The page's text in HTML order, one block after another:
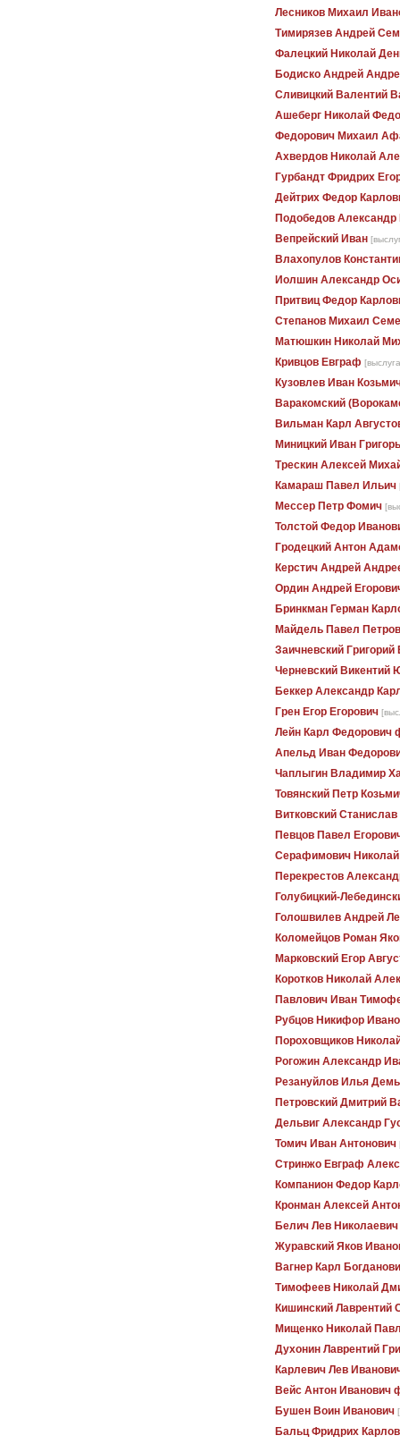
Лесников Михаил
Тимирязев Андрей
Фалецкий Николай
Бодиско Андрей
Сливицкий Валентий
Ашеберг Николай
Федорович Михаил
Ахвердов Николай
Гурбандт Фридрих
Дейтрих Федор
Подобедов Александр
Вепрейский Иван
Влахопулов
Иолшин Александр
Притвиц Федор
Степанов Михаил
Матюшкин Николай
Кривцов Евграф
Кузовлев Иван
Варакомский
Вильман Карл
Миницкий Иван
Трескин Алексей
Камараш Павел Ильич
Мессер Петр Фомич
Толстой Федор
Гродецкий Антон
Керстич Андрей
Ордин Андрей
Бринкман Герман
Майдель Павел
Заичневский Григорий
Черневский Викентий
Беккер Александр
Грен Егор Егорович
Лейн Карл Федорович
Апельд Иван
Чаплыгин Владимир
Товянский Петр
Витковский
Певцов Павел
Серафимович
Перекрестов
Голубицкий-
Голошвилев Андрей
Коломейцов Роман
Марковский Егор
Коротков Николай
Павлович Иван
Рубцов Никифор
Пороховщиков
Рогожин Александр
Резануйлов Илья
Петровский Дмитрий
Дельвиг Александр
Томич Иван Антонович
Стринжо Евграф
Компанион Федор
Кронман Алексей
Белич Лев Николаевич
Журавский Яков
Вагнер Карл
Тимофеев Николай
Кишинский Лаврентий
Мищенко Николай
Духонин Лаврентий
Карлевич Лев
Вейс Антон Иванович
Бушен Воин Иванович
Бальц Фридрих